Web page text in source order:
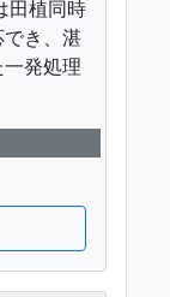
田植同時
き、湛
発処理